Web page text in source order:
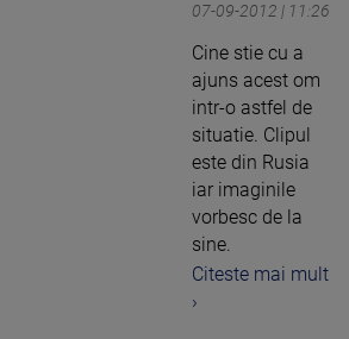
07-09-2012 | 11:26
Cine stie cu a
ajuns acest om
intr-o astfel de
situatie. Clipul
este din Rusia
iar imaginile
vorbesc de la
sine.
Citeste mai mult
›